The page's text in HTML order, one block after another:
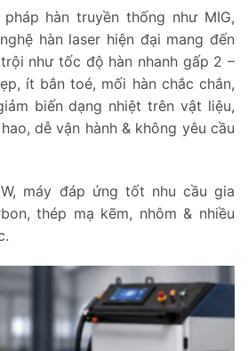
hàn truyền thống như MIG,
hàn laser hiện đại mang đến
như tốc độ hàn nhanh gấp 2 –
ít bắn toé, mối hàn chắc chắn,
biến dạng nhiệt trên vật liệu,
dễ vận hành & không yêu cầu
máy đáp ứng tốt nhu cầu gia
thép mạ kẽm, nhôm & nhiều